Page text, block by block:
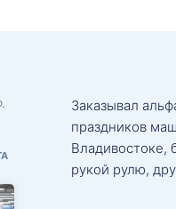
Заказывал
праздников
Владивостоке,
рукой рулю,